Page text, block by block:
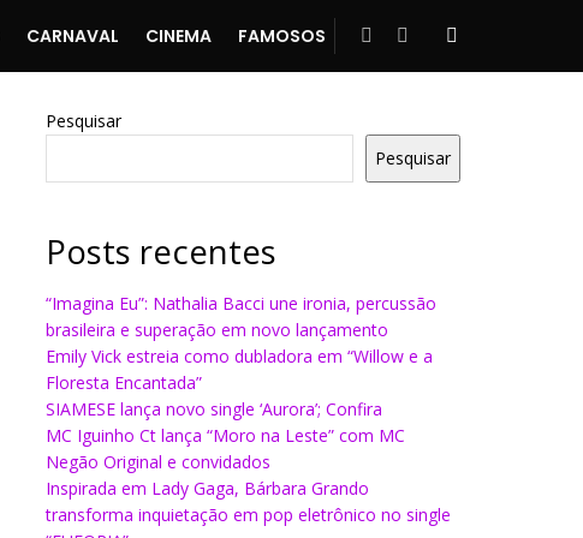
CARNAVAL CINEMA FAMOSOS
Pesquisar
Pesquisar
Posts recentes
“Imagina Eu”: Nathalia Bacci une ironia, percussão
brasileira e superação em novo lançamento
Emily Vick estreia como dubladora em “Willow e a
Floresta Encantada”
SIAMESE lança novo single ‘Aurora’; Confira
MC Iguinho Ct lança “Moro na Leste” com MC
Negão Original e convidados
Inspirada em Lady Gaga, Bárbara Grando
transforma inquietação em pop eletrônico no single